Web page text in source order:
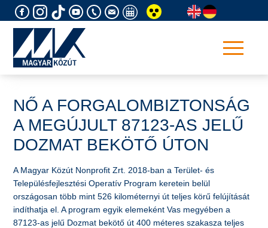
to
NŐ A FORGALOMBIZTONSÁG
A MEGÚJULT 87123-AS JELŰ
DOZMAT BEKÖTŐ ÚTON
A Magyar Közút Nonprofit Zrt. 2018-ban a Terület- és
Településfejlesztési Operatív Program keretein belül
országosan több mint 526 kilométernyi út teljes körű felújítását
indíthatja el. A program egyik elemeként Vas megyében a
87123-as jelű Dozmat bekötő út 400 méteres szakasza teljes